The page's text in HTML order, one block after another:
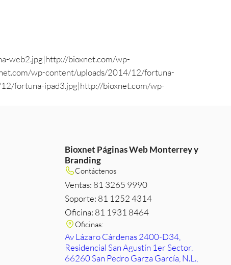
web2.jpg|http://bioxnet.com/wp-
wp-content/uploads/2014/12/fortuna-
fortuna-ipad3.jpg|http://bioxnet.com/wp-
Bioxnet Páginas Web Monterrey y
Branding
Contáctenos
Ventas: 81 3265 9990
Soporte: 81 1252 4314
Oficina: 81 1931 8464
Oficinas:
Av Lázaro Cárdenas 2400-D34,
Residencial San Agustín 1er Sector,
66260 San Pedro Garza García, N.L.,